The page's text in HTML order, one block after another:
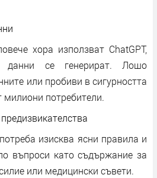
хора използват ChatGPT,
данни се генерират. Лошо
или пробиви в сигурността
милиони потребители.
изисква ясни правила и
въпроси като съдържание за
или медицински съвети.